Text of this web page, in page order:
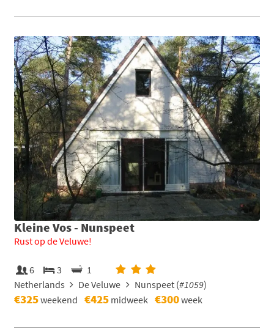
Kleine Vos - Nunspeet
Rust op de Veluwe!
6 3
1
Netherlands
De Veluwe Nunspeet (#1059)
€325weekend €425 midweek €300week